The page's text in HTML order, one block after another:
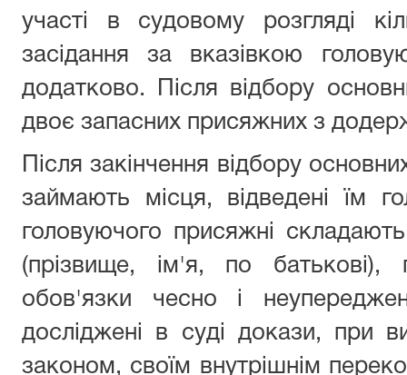
участі в судовому розгляді
засідання за вказівкою
додатково. Після відбору
двоє запасних присяжних з
Після закінчення відбору
займають місця, відведені їм
головуючого присяжні
(прізвище, ім'я, по батькові),
обов'язки чесно і
досліджені в суді докази, при
законом, своїм внутрішнім